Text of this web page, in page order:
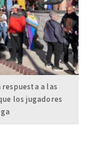
a las
los jugadores